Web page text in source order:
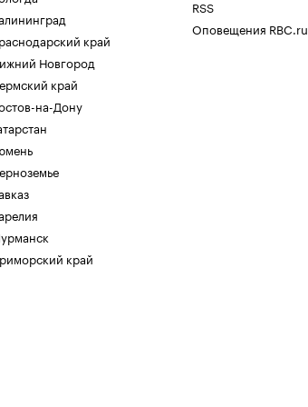
край
Новгород
край
на-Дону
край
RSS
Оповещения RBC.ru